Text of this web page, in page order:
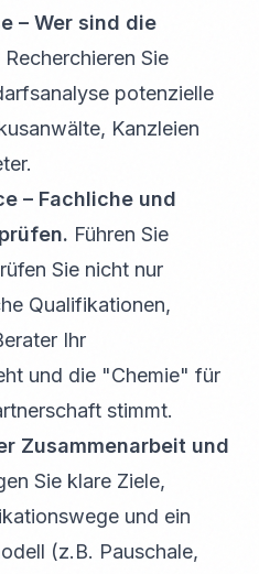
– Wer sind die
Recherchieren Sie
potenzielle
Kanzleien
– Fachliche und
Führen Sie
Sie nicht nur
Qualifikationen,
Ihr
und die "Chemie" für
stimmt.
Zusammenarbeit und
Sie klare Ziele,
und ein
(z.B. Pauschale,